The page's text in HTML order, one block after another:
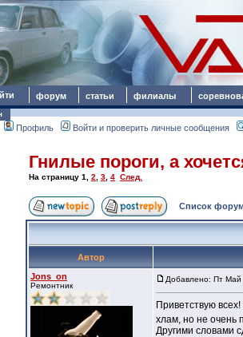
форум статьи филиалы
Профиль Войти и проверить личные сообщения
Гнилые пороги, а
На страницу 1 2 3 4 След.
Список
Автор
Jons_on
Ремонтник
Добавлено: Пт
Приветствую
хлам, но не очень
Другими словами